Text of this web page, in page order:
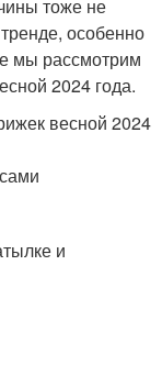
тоже не
особенно
мы рассмотрим
2024 года.
весной 2024
и